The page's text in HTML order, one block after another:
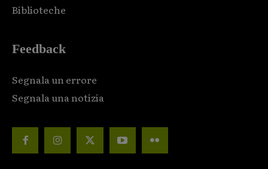
Biblioteche
Feedback
Segnala un errore
Segnala una notizia